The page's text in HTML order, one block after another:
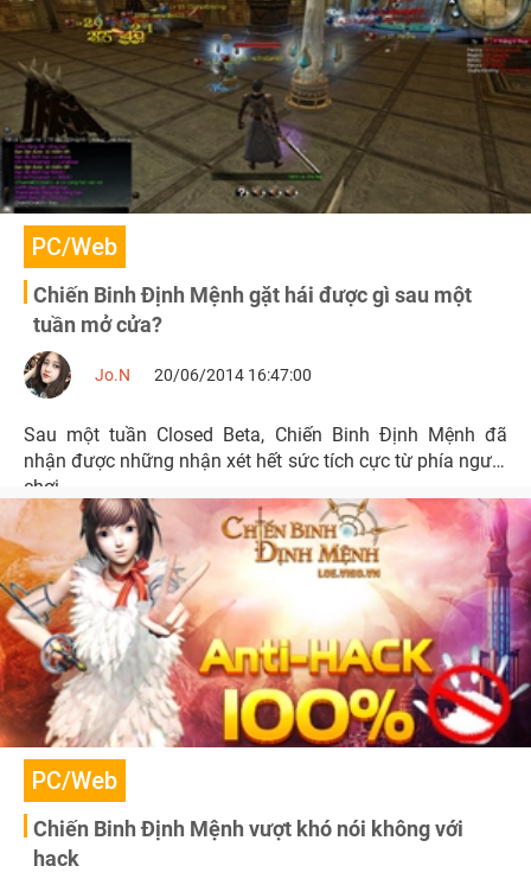
PC/Web
Chiến Binh Định Mệnh gặt hái được gì sau một
tuần mở cửa?
Jo.N 20/06/2014 16:47:00
Sau một tuần Closed Beta, Chiến Binh Định Mệnh đã
nhận được những nhận xét hết sức tích cực từ phía người
chơi.
PC/Web
Chiến Binh Định Mệnh vượt khó nói không với
hack